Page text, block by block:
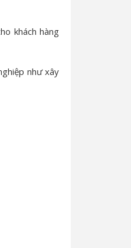
khách hàng
như xây